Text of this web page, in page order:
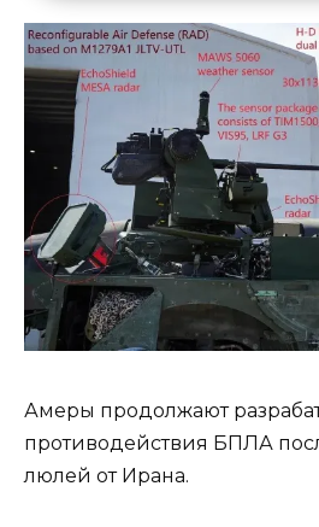
Амеры продолжают
противодействия БПЛА
люлей от Ирана.